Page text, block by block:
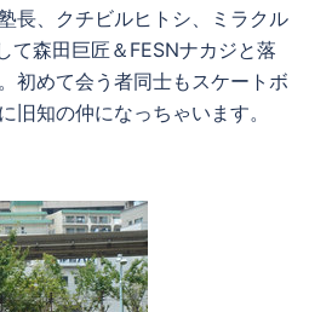
長、クチビルヒトシ、ミラクル
て森田巨匠＆FESNナカジと落
初めて会う者同士もスケートボ
旧知の仲になっちゃいます。